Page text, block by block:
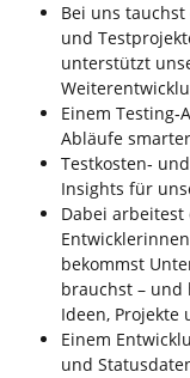
Bei uns
und
unterstützt
Einem
Abläufe
Testkosten‑
Insights für
Dabei
bekommst
brauchst – und
Ideen, Projekte
Einem
und